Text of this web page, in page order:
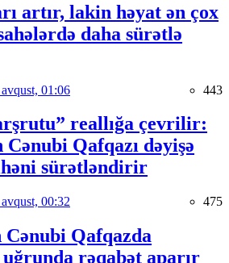
artır, lakin həyat ən çox
daha sürətlə
01:06 443
reallığa çevrilir:
Qafqazı dəyişə
sürətləndirir
00:32 475
Cənubi Qafqazda
rəqabət aparır